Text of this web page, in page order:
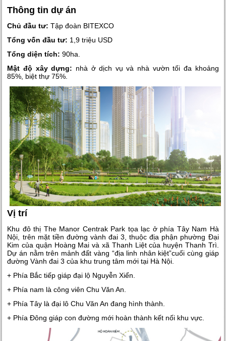
Thông tin dự án
Chủ đầu tư: Tập đoàn BITEXCO
Tổng vốn đầu tư: 1,9 triệu USD
Tổng diện tích: 90ha.
Mật độ xây dựng: nhà ở dịch vụ và nhà vườn tối đa khoảng
85%, biệt thự 75%.
Vị trí
Khu đô thị The Manor Centrak Park tọa lạc ở phía Tây Nam Hà
Nội, trên mặt tiền đường vành đai 3, thuộc địa phận phường Đại
Kim của quận Hoàng Mai và xã Thanh Liệt của huyện Thanh Trì.
Dự án nằm trên mảnh đất vàng “địa linh nhân kiệt”cuối cùng giáp
đường Vành đai 3 của khu trung tâm mới tại Hà Nội.
+ Phía Bắc tiếp giáp đại lộ Nguyễn Xiển.
+ Phía nam là công viên Chu Văn An.
+ Phía Tây là đại lô Chu Văn An đang hình thành.
+ Phía Đông giáp con đường mới hoàn thành kết nối khu vực.